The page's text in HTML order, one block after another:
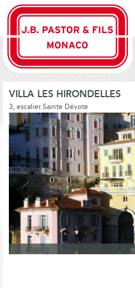
VILLA LES HIRONDELLES
3, escalier Sainte Dévote
Previous